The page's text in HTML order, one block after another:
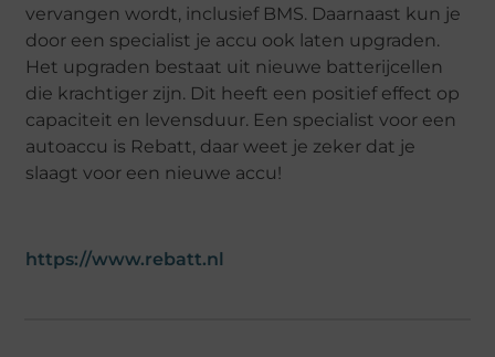
vervangen wordt, inclusief BMS. Daarnaast kun je
door een specialist je accu ook laten upgraden.
Het upgraden bestaat uit nieuwe batterijcellen
die krachtiger zijn. Dit heeft een positief effect op
capaciteit en levensduur. Een specialist voor een
autoaccu is Rebatt, daar weet je zeker dat je
slaagt voor een nieuwe accu!
https://www.rebatt.nl